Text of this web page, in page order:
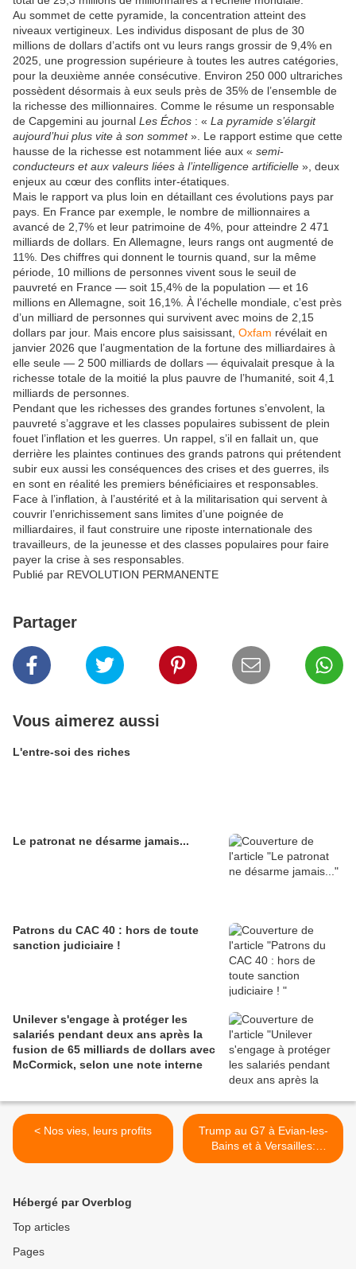
Au sommet de cette pyramide, la concentration atteint des
niveaux vertigineux. Les individus disposant de plus de 30
millions de dollars d’actifs ont vu leurs rangs grossir de 9,4% en
2025, une progression supérieure à toutes les autres catégories,
pour la deuxième année consécutive. Environ 250 000 ultrariches
possèdent désormais à eux seuls près de 35% de l’ensemble de
la richesse des millionnaires. Comme le résume un responsable
de Capgemini au journal Les Échos : « La pyramide s’élargit
aujourd’hui plus vite à son sommet». Le rapport estime que cette
hausse de la richesse est notamment liée aux « semi-
conducteurs et aux valeurs liées à l’intelligence artificielle », deux
enjeux au cœur des conflits inter-étatiques.
Mais le rapport va plus loin en détaillant ces évolutions pays par
pays. En France par exemple, le nombre de millionnaires a
avancé de 2,7% et leur patrimoine de 4%, pour atteindre 2 471
milliards de dollars. En Allemagne, leurs rangs ont augmenté de
11%. Des chiffres qui donnent le tournis quand, sur la même
période, 10 millions de personnes vivent sous le seuil de
pauvreté en France — soit 15,4% de la population — et 16
millions en Allemagne, soit 16,1%. À l’échelle mondiale, c’est près
d’un milliard de personnes qui survivent avec moins de 2,15
dollars par jour. Mais encore plus saisissant, Oxfam révélait en
janvier 2026 que l’augmentation de la fortune des milliardaires à
elle seule — 2 500 milliards de dollars — équivalait presque à la
richesse totale de la moitié la plus pauvre de l’humanité, soit 4,1
milliards de personnes.
Pendant que les richesses des grandes fortunes s’envolent, la
pauvreté s’aggrave et les classes populaires subissent de plein
fouet l’inflation et les guerres. Un rappel, s’il en fallait un, que
derrière les plaintes continues des grands patrons qui prétendent
subir eux aussi les conséquences des crises et des guerres, ils
en sont en réalité les premiers bénéficiaires et responsables.
Face à l’inflation, à l’austérité et à la militarisation qui servent à
couvrir l’enrichissement sans limites d’une poignée de
milliardaires, il faut construire une riposte internationale des
travailleurs, de la jeunesse et des classes populaires pour faire
payer la crise à ses responsables.
Publié par REVOLUTION PERMANENTE
Partager
Vous aimerez aussi
L'entre-soi des riches
Le patronat ne désarme jamais...
Patrons du CAC 40 : hors de toute
sanction judiciaire !
Unilever s'engage à protéger les
salariés pendant deux ans après la
fusion de 65 milliards de dollars avec
McCormick, selon une note interne
< Nos vies, leurs profits
Trump au G7 à Evian-les-
Bains et à Versailles:
combien ça coûte au
Hébergé par Overblog
Top articles
Pages